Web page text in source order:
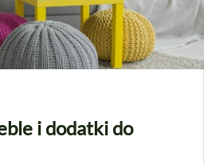
i dodatki do